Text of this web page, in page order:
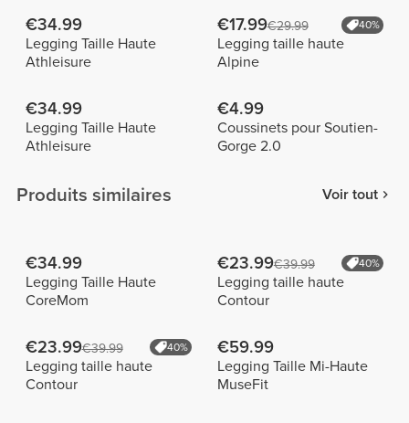
€34.99
Legging Taille Haute
Athleisure
€17.99€29.99 40%
Legging taille haute
Alpine
€34.99
Legging Taille Haute
Athleisure
€4.99
Coussinets pour Soutien-
Gorge 2.0
Produits similaires Voir tout
€34.99
Legging Taille Haute
CoreMom
€23.99€39.99 40%
Legging taille haute
Contour
€23.99€39.99 40%
Legging taille haute
Contour
€59.99
Legging Taille Mi-Haute
MuseFit